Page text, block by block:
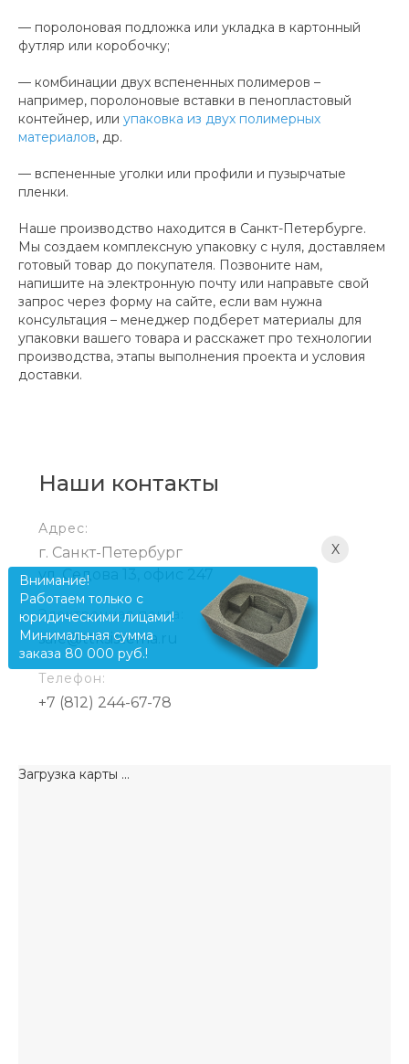
— поролоновая подложка или укладка в картонный
футляр или коробочку;
— комбинации двух вспененных полимеров –
например, поролоновые вставки в пенопластовый
контейнер, или упаковка из двух полимерных
материалов, др.
— вспененные уголки или профили и пузырчатые
пленки.
Наше производство находится в Санкт-Петербурге.
Мы создаем комплексную упаковку с нуля, доставляем
готовый товар до покупателя. Позвоните нам,
напишите на электронную почту или направьте свой
запрос через форму на сайте, если вам нужна
консультация – менеджер подберет материалы для
упаковки вашего товара и расскажет про технологии
производства, этапы выполнения проекта и условия
доставки.
Наши контакты
Адрес:
г. Санкт-Петербург
ул. Седова 13, офис 247
Электронная почта:
sale@ttksistema.ru
Телефон:
+7 (812) 244-67-78
Загрузка карты ...
X
Внимание!
Работаем только с
юридическими лицами!
Минимальная сумма
заказа 80 000 руб.!